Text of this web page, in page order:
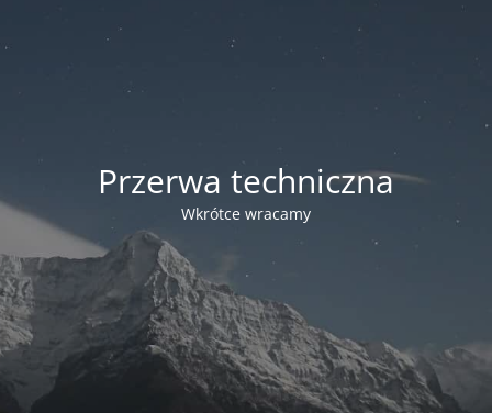
Przerwa techniczna
Wkrótce wracamy